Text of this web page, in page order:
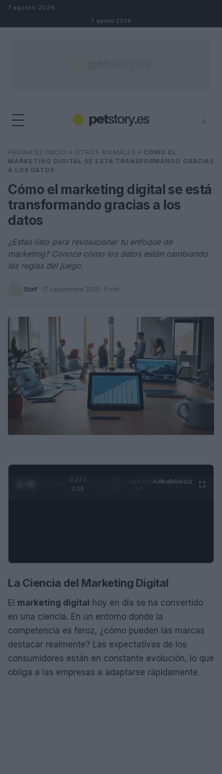
Saltar al contenido
7 agosto 2026
7 agosto 2026
⌕
Buscar
PÁGINA DE INICIO » OTROS ANIMALES » CÓMO EL
MARKETING DIGITAL SE ESTÁ TRANSFORMANDO GRACIAS
A LOS DATOS
Cómo el marketing digital se está
transformando gracias a los
datos
¿Estás listo para revolucionar tu enfoque de
marketing? Conoce cómo los datos están cambiando
las reglas del juego.
Staff · 17 septiembre 2025 · 5 min
0:28 /
3:09
AdhubMedia
La Ciencia del Marketing Digital
El marketing digital hoy en día se ha convertido
en una ciencia. En un entorno donde la
competencia es feroz, ¿cómo pueden las marcas
destacar realmente? Las expectativas de los
consumidores están en constante evolución, lo que
obliga a las empresas a adaptarse rápidamente.